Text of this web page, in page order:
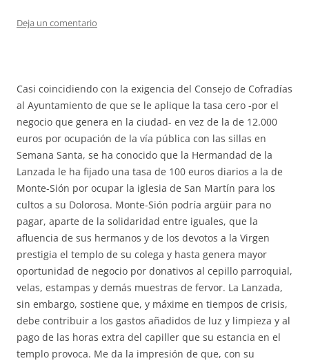
Deja un comentario
Casi coincidiendo con la exigencia del Consejo de Cofradías
al Ayuntamiento de que se le aplique la tasa cero -por el
negocio que genera en la ciudad- en vez de la de 12.000
euros por ocupación de la vía pública con las sillas en
Semana Santa, se ha conocido que la Hermandad de la
Lanzada le ha fijado una tasa de 100 euros diarios a la de
Monte-Sión por ocupar la iglesia de San Martín para los
cultos a su Dolorosa. Monte-Sión podría argüir para no
pagar, aparte de la solidaridad entre iguales, que la
afluencia de sus hermanos y de los devotos a la Virgen
prestigia el templo de su colega y hasta genera mayor
oportunidad de negocio por donativos al cepillo parroquial,
velas, estampas y demás muestras de fervor. La Lanzada,
sin embargo, sostiene que, y máxime en tiempos de crisis,
debe contribuir a los gastos añadidos de luz y limpieza y al
pago de las horas extra del capiller que su estancia en el
templo provoca. Me da la impresión de que, con su